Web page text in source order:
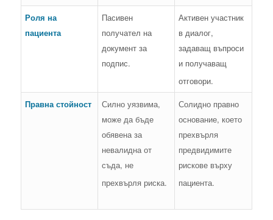
Роля на
пациента
Пасивен
получател на
документ за
подпис.
Активен участник
в диалог,
задаващ въпроси
и получаващ
отговори.
Правна стойност
Силно уязвима,
може да бъде
обявена за
невалидна от
съда, не
прехвърля риска.
Солидно правно
основание, което
прехвърля
предвидимите
рискове върху
пациента.